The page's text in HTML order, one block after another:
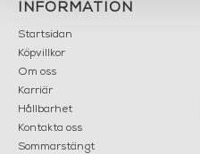
INFORMATION
Startsidan
Köpvillkor
Om oss
Karriär
Hållbarhet
Kontakta oss
Sommarstängt